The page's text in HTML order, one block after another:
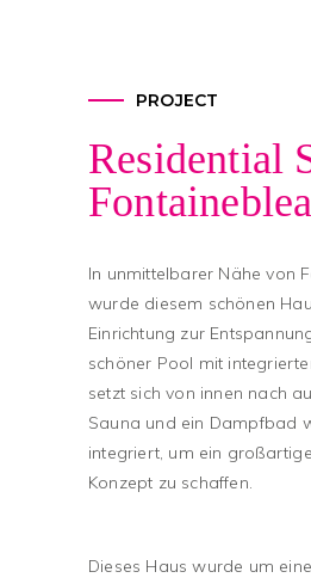
PROJECT
Residential
In unmittelbarer Nähe von
wurde diesem schönen
Einrichtung zur
schöner Pool mit
setzt sich von innen nach
Sauna und ein Dampfbad
integriert, um ein
Konzept zu schaffen.
Dieses Haus wurde um